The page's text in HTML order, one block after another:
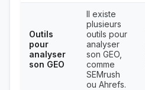
Outils
pour
analyser
son GEO
Il existe
plusieurs
outils pour
analyser
son GEO,
comme
SEMrush
ou Ahrefs.